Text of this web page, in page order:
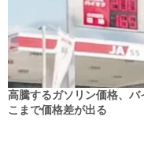
高騰するガソリン価格、
こまで価格差が出る